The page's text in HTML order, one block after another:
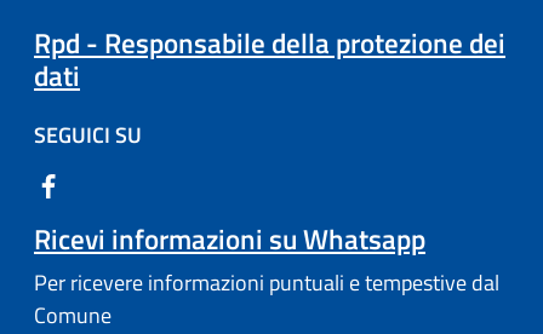
Rpd - Responsabile della protezione dei
dati
SEGUICI SU
Ricevi informazioni su Whatsapp
Per ricevere informazioni puntuali e tempestive dal
Comune